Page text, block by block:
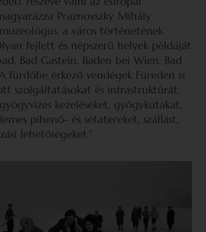
Praznovszky Mihály
a város történetének
fejlett és népszerű helyek példáját
Bad Gastein, Baden bei Wien, Bad
fürdőbe érkező vendégek Füreden is
szolgáltatásokat és infrastruktúrát,
kezeléseket, gyógykutakat,
pihenő- és sétatereket, szállást,
lehetőségeket.”